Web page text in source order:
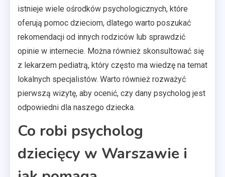
istnieje wiele ośrodków psychologicznych, które
oferują pomoc dzieciom, dlatego warto poszukać
rekomendacji od innych rodziców lub sprawdzić
opinie w internecie. Można również skonsultować się
z lekarzem pediatrą, który często ma wiedzę na temat
lokalnych specjalistów. Warto również rozważyć
pierwszą wizytę, aby ocenić, czy dany psycholog jest
odpowiedni dla naszego dziecka.
Co robi psycholog
dziecięcy w Warszawie i